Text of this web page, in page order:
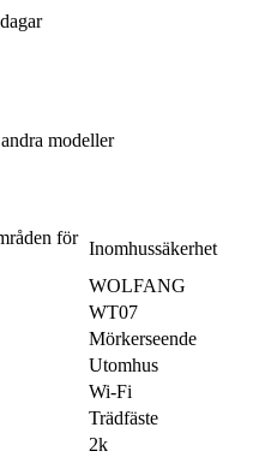
modeller
för
Inomhussäkerhet
WOLFANG
WT07
Mörkerseende
Utomhus
Wi-Fi
Trädfäste
2k